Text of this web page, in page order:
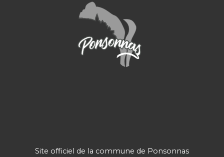
Site officiel de la commune de Ponsonnas